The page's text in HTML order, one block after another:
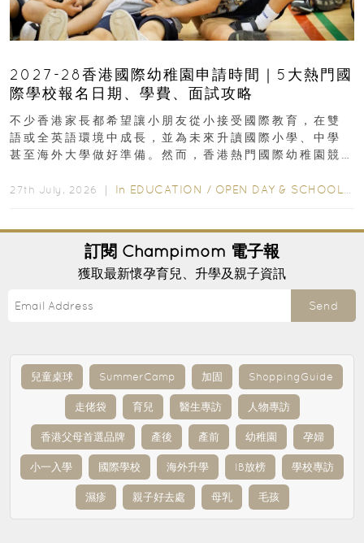
2027-28香港國際幼稚園申請時間｜5大熱門國
際學校報名日期、學費、面試攻略
不少香港家長都希望讓小朋友從小接受國際教育，在雙
語或全英語環境中成長，並為未來升讀國際小學、中學
甚至海外大學做好準備。然而，香港熱門國際幼稚園競
27th July, 2026 ｜ In EDUCATION / OPEN DAY & SCHOOL EVENTS
訂閱 Champimom 電子報
獲取最新懷孕育兒、升學及親子資訊
Send
兒童桌球 SummerCamp 加固 ShoppingGuide
走佬袋 育兒 醫生專訪 人物專訪
香港父母首選品牌 產後 產前 幼稚園 孕婦
小一入學 國際學校 海外升學 IB放榜 學校專訪
濕疹 親子好去處 母乳 毛孩